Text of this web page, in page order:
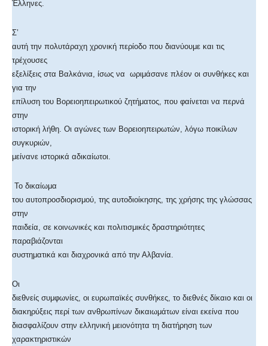
Έλληνες.
Σ’
αυτή την πολυτάραχη χρονική περίοδο που διανύουμε και τις
τρέχουσες
εξελίξεις στα Βαλκάνια, ίσως να ωριμάσανε πλέον οι συνθήκες και
για την
επίλυση του Βορειοηπειρωτικού ζητήματος, που φαίνεται να περνά
στην
ιστορική λήθη. Οι αγώνες των Βορειοηπειρωτών, λόγω ποικίλων
συγκυριών,
μείνανε ιστορικά αδικαίωτοι.
Το δικαίωμα
του αυτοπροσδιορισμού, της αυτοδιοίκησης, της χρήσης της γλώσσας
στην
παιδεία, σε κοινωνικές και πολιτισμικές δραστηριότητες
παραβιάζονται
συστηματικά και διαχρονικά από την Αλβανία.
Οι
διεθνείς συμφωνίες, οι ευρωπαϊκές συνθήκες, το διεθνές δίκαιο και οι
διακηρύξεις περί των ανθρωπίνων δικαιωμάτων είναι εκείνα που
διασφαλίζουν στην ελληνική μειονότητα τη διατήρηση των
χαρακτηριστικών